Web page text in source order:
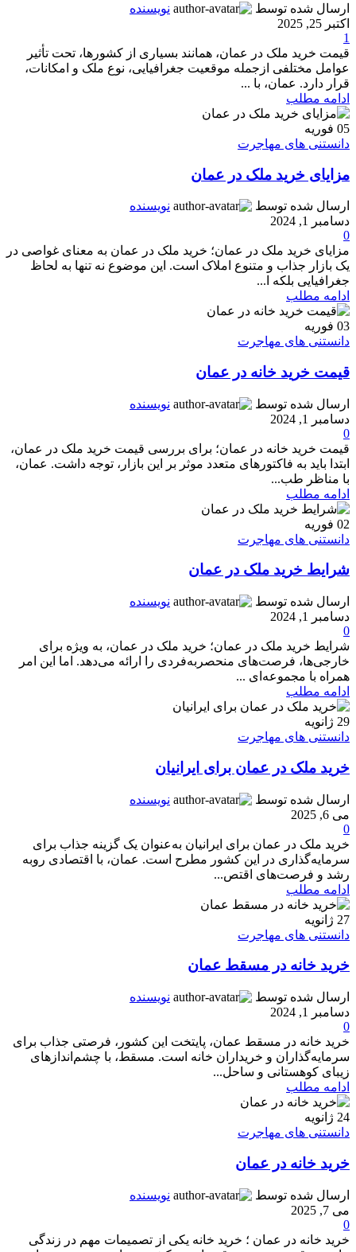
ارسال شده توسط
نویسنده
اکتبر 25, 2025
1
قیمت خرید ملک در عمان، همانند بسیاری از کشورها، تحت تأثیر
عوامل مختلفی ازجمله موقعیت جغرافیایی، نوع ملک و امکانات،
قرار دارد. عمان، با ...
ادامه مطلب
05 فوریه
دانستنی های مهاجرت
مزایای خرید ملک در عمان
ارسال شده توسط
نویسنده
دسامبر 1, 2024
0
مزایای خرید ملک در عمان؛ خرید ملک در عمان به معنای غواصی در
یک بازار جذاب و متنوع املاک است. این موضوع نه تنها به لحاظ
جغرافیایی بلکه ا...
ادامه مطلب
03 فوریه
دانستنی های مهاجرت
قیمت خرید خانه در عمان
ارسال شده توسط
نویسنده
دسامبر 1, 2024
0
قیمت خرید خانه در عمان؛ برای بررسی قیمت خرید ملک در عمان،
ابتدا باید به فاکتورهای متعدد موثر بر این بازار، توجه داشت. عمان،
با مناظر طب...
ادامه مطلب
02 فوریه
دانستنی های مهاجرت
شرایط خرید ملک در عمان
ارسال شده توسط
نویسنده
دسامبر 1, 2024
0
شرایط خرید ملک در عمان؛ خرید ملک در عمان، به ویژه برای
خارجی‌ها، فرصت‌های منحصربه‌فردی را ارائه می‌دهد. اما این امر
همراه با مجموعه‌ای ...
ادامه مطلب
29 ژانویه
دانستنی های مهاجرت
خرید ملک در عمان برای ایرانیان
ارسال شده توسط
نویسنده
می 6, 2025
0
خرید ملک در عمان برای ایرانیان به‌عنوان یک گزینه جذاب برای
سرمایه‌گذاری در این کشور مطرح است. عمان، با اقتصادی روبه
رشد و فرصت‌های اقتص...
ادامه مطلب
27 ژانویه
دانستنی های مهاجرت
خرید خانه در مسقط عمان
ارسال شده توسط
نویسنده
دسامبر 1, 2024
0
خرید خانه در مسقط عمان، پایتخت این کشور، فرصتی جذاب برای
سرمایه‌گذاران و خریداران خانه است. مسقط، با چشم‌اندازهای
زیبای کوهستانی و ساحل...
ادامه مطلب
24 ژانویه
دانستنی های مهاجرت
خرید خانه در عمان
ارسال شده توسط
نویسنده
می 7, 2025
0
خرید خانه در عمان ؛ خرید خانه یکی از تصمیمات مهم در زندگی